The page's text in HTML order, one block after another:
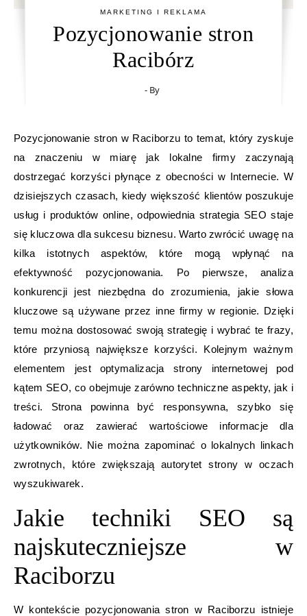
MARKETING I REKLAMA
Pozycjonowanie stron
Racibórz
- By
Pozycjonowanie stron w Raciborzu to temat, który zyskuje
na znaczeniu w miarę jak lokalne firmy zaczynają
dostrzegać korzyści płynące z obecności w Internecie. W
dzisiejszych czasach, kiedy większość klientów poszukuje
usług i produktów online, odpowiednia strategia SEO staje
się kluczowa dla sukcesu biznesu. Warto zwrócić uwagę na
kilka istotnych aspektów, które mogą wpłynąć na
efektywność pozycjonowania. Po pierwsze, analiza
konkurencji jest niezbędna do zrozumienia, jakie słowa
kluczowe są używane przez inne firmy w regionie. Dzięki
temu można dostosować swoją strategię i wybrać te frazy,
które przyniosą największe korzyści. Kolejnym ważnym
elementem jest optymalizacja strony internetowej pod
kątem SEO, co obejmuje zarówno techniczne aspekty, jak i
treści. Strona powinna być responsywna, szybko się
ładować oraz zawierać wartościowe informacje dla
użytkowników. Nie można zapominać o lokalnych linkach
zwrotnych, które zwiększają autorytet strony w oczach
wyszukiwarek.
Jakie techniki SEO są
najskuteczniejsze w
Raciborzu
W kontekście pozycjonowania stron w Raciborzu istnieje